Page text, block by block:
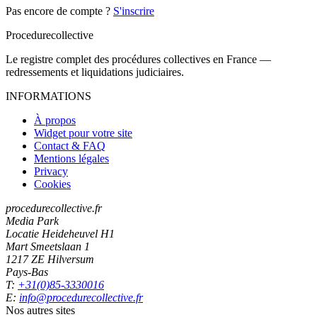
Pas encore de compte ? S'inscrire
Procedurecollective
Le registre complet des procédures collectives en France —
redressements et liquidations judiciaires.
INFORMATIONS
À propos
Widget pour votre site
Contact & FAQ
Mentions légales
Privacy
Cookies
procedurecollective.fr
Media Park
Locatie Heideheuvel H1
Mart Smeetslaan 1
1217 ZE Hilversum
Pays-Bas
T: +31(0)85-3330016
E: info@procedurecollective.fr
Nos autres sites